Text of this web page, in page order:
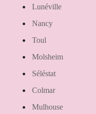
Lunéville
Nancy
Toul
Molsheim
Séléstat
Colmar
Mulhouse